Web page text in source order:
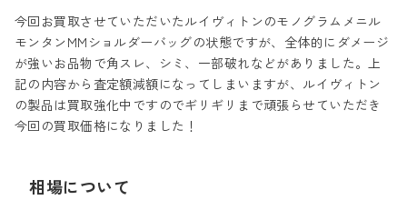
今回お買取させていただいたルイヴィトンのモノグラムメニル
モンタンMMショルダーバッグの状態ですが、全体的にダメージ
が強いお品物で角スレ、シミ、一部破れなどがありました。上
記の内容から査定額減額になってしまいますが、ルイヴィトン
の製品は買取強化中ですのでギリギリまで頑張らせていただき
今回の買取価格になりました！
相場について